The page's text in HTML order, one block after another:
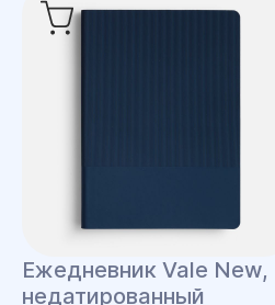
Ежедневник Vale New,
недатированный